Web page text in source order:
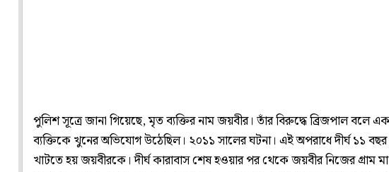
পুলিশ সূত্রে জানা গিয়েছে, মৃত ব্যক্তির নাম জয়বীর। তাঁর বিরুদ্ধে ব্রিজপাল বলে এক
ব্যক্তিকে খুনের অভিযোগ উঠেছিল। ২০১১ সালের ঘটনা। এই অপরাধে দীর্ঘ ১১
খাটতে হয় জয়বীরকে। দীর্ঘ কারাবাস শেষ হওয়ার পর থেকে জয়বীর নিজের গ্রাম